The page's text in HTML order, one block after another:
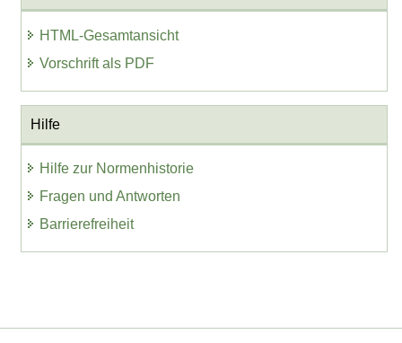
HTML-Gesamtansicht
Vorschrift als PDF
Hilfe
Hilfe zur Normenhistorie
Fragen und Antworten
Barrierefreiheit